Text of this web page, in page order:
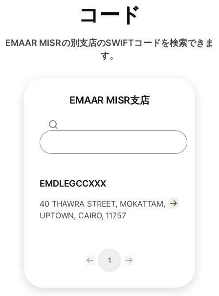
コード
EMAAR MISRの別支店のSWIFTコードを検索できま
す。
EMAAR MISR支店
EMDLEGCCXXX
40 THAWRA STREET, MOKATTAM,
UPTOWN, CAIRO, 11757
1